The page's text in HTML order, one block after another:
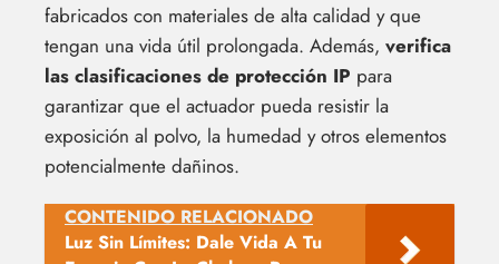
fabricados con materiales de alta calidad y que
tengan una vida útil prolongada. Además, verifica
las clasificaciones de protección IP para
garantizar que el actuador pueda resistir la
exposición al polvo, la humedad y otros elementos
potencialmente dañinos.
CONTENIDO RELACIONADO
Luz Sin Límites: Dale Vida A Tu